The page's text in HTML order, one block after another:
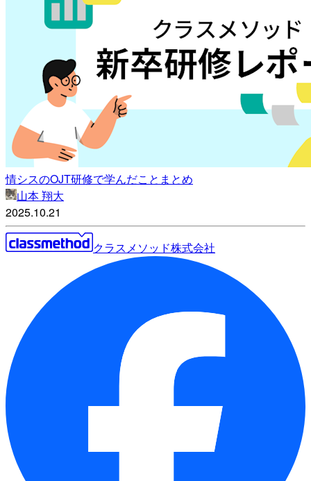
情シスのOJT研修で学んだことまとめ
山本 翔大
2025.10.21
クラスメソッド株式会社